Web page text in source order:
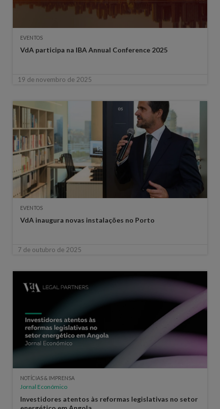
EVENTOS
VdA participa na IBA Annual Conference 2025
19 de novembro de 2025
EVENTOS
VdA inaugura novas instalações no Porto
7 de outubro de 2025
NOTÍCIAS & IMPRENSA
Jornal Económico
Investidores atentos às reformas legislativas no setor